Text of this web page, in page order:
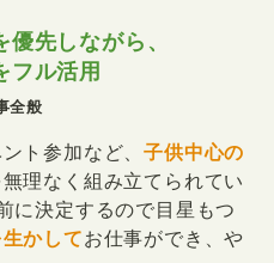
先しながら、
フル活用
全般
ト参加など、子供中心の
理なく組み立てられてい
に決定するので目星もつ
かしてお仕事ができ、や